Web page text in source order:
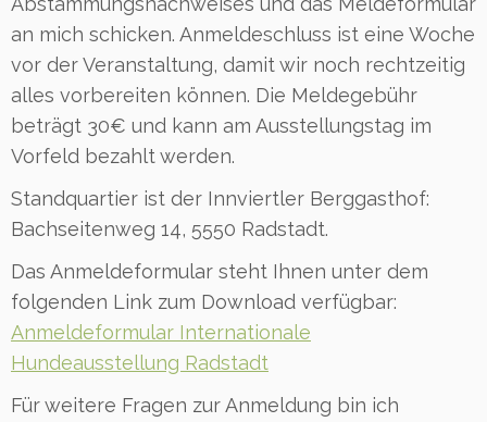
an mich schicken. Anmeldeschluss ist eine Woche
vor der Veranstaltung, damit wir noch rechtzeitig
alles vorbereiten können. Die Meldegebühr
beträgt 30€ und kann am Ausstellungstag im
Vorfeld bezahlt werden.
Standquartier ist der Innviertler Berggasthof:
Bachseitenweg 14, 5550 Radstadt.
Das Anmeldeformular steht Ihnen unter dem
folgenden Link zum Download verfügbar:
Anmeldeformular Internationale
Hundeausstellung Radstadt
Für weitere Fragen zur Anmeldung bin ich